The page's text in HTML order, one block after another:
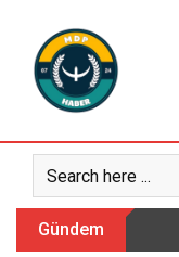
content
Gündem